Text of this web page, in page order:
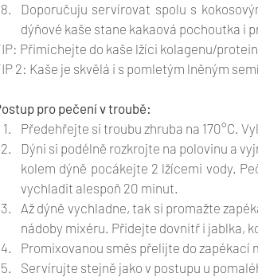
Doporučuju servírovat spolu s
dýňové kaše stane kakaová pochoutka i
Přimíchejte do kaše lžíci kolagenu/
2: Kaše je skvělá i s pomletým lněným
pro pečení v troubě:
Předehřejte si troubu zhruba na 170°C.
Dýni si podélně rozkrojte na polovinu a
kolem dýně pocákejte 2 lžícemi vody.
vychladit alespoň 20 minut.
Až dýně vychladne, tak si promažte
nádoby mixéru. Přidejte dovnitř i jablka,
Promixovanou směs přelijte do zapékací
Servírujte stejně jako v postupu u